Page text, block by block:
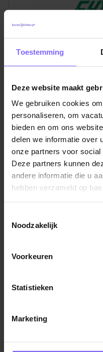
Toestemming
Deze website maakt
We gebruiken cookies
personaliseren, om
bieden en om ons
delen we informatie over
onze partners voor
Deze partners kunnen
andere informatie die u
hebben verzameld op
Noodzakelijk
Voorkeuren
Statistieken
Marketing
Locatie Posterholt
Middenweg 15